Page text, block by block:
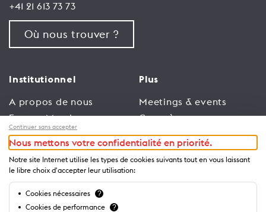
+41 21 613 73 73
Où nous trouver ?
Institutionnel
A propos de nous
Espace Membres
Emploi
Conditions générales
d’utilisation
Politique de
confidentialité
Plus
Meetings & events
Congrès
Trade
Espace Médias
Annonceurs
Brochures et guides
Continuer sans accepter
Nous mettons votre confidentialité en priorité.
Notre site Internet utilise les types de cookies suivants tout en vous laissant
le libre choix d'accepter leur utilisation:
Cookies nécessaires ?
Cookies de performance ?